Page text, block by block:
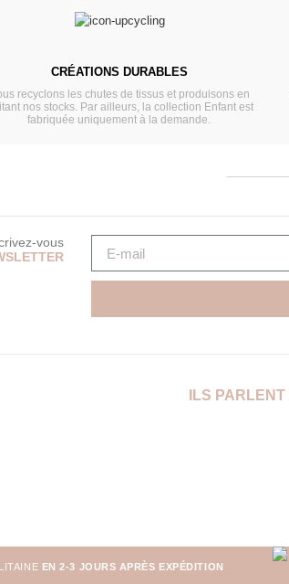
CRÉATIONS DURABLES
recyclons les chutes de tissus et produisons en
nos stocks. Par ailleurs, la collection Enfant est
fabriquée uniquement à la demande.
vous
ILS
EN 2-3 JOURS APRÈS EXPÉDITION